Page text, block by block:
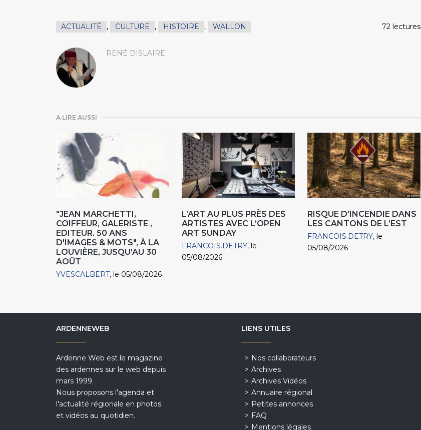
ACTUALITÉ , CULTURE , HISTOIRE , WALLON 72 lectures
RENÉ DISLAIRE
A LIRE AUSSI
"JEAN MARCHETTI,
COIFFEUR, GALERISTE ,
EDITEUR. 50 ANS
D'IMAGES & MOTS", À LA
LOUVIÈRE, JUSQU'AU 30
AOÛT
YVESCALBERT le 05/08/2026
L’ART AU PLUS PRÈS DES
ARTISTES AVEC L’OPEN
ART SUNDAY
FRANCOIS.DETRY le
05/08/2026
RISQUE D'INCENDIE DANS
LES CANTONS DE L’EST
FRANCOIS.DETRY le
05/08/2026
ARDENNEWEB
Ardenne Web est le magazine
des ardennes sur le web depuis
mars 1999.
Nous proposons l'agenda et
l'actualité régionale en photos
et vidéos au quotidien.
LIENS UTILES
Nos collaborateurs
Archives
Archives Vidéos
Annuaire régional
Petites annonces
FAQ
Mentions légales